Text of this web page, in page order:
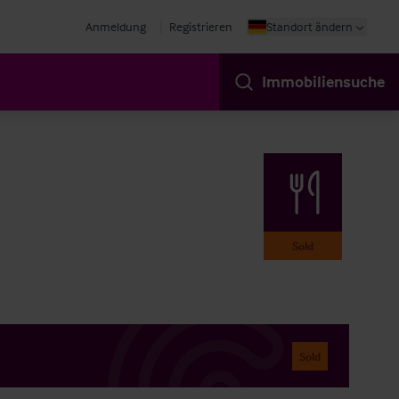
Anmeldung Registrieren Standort ändern
Immobiliensuche
Sold
Sold